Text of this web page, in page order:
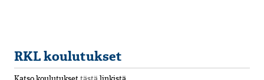
RKL koulutukset